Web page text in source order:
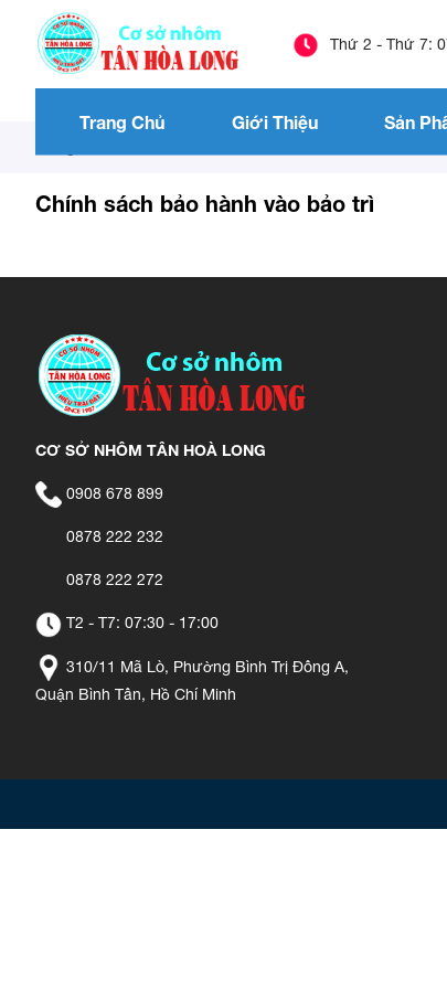
Thứ 2 - Thứ 7:
Trang Chủ Giới Thiệu Sản
Chính sách bảo hành vào bảo trì
CƠ SỞ NHÔM TÂN HOÀ LONG
0908 678 899
0878 222 232
0878 222 272
T2 - T7: 07:30 - 17:00
310/11 Mã Lò, Phường Bình Trị Đông A,
Quận Bình Tân, Hồ Chí Minh